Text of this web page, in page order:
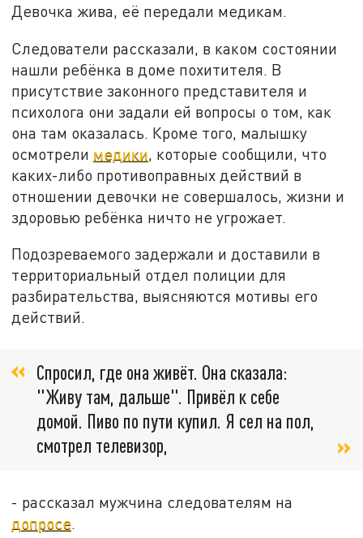
Девочка жива, её передали медикам.
Следователи рассказали, в каком состоянии
нашли ребёнка в доме похитителя. В
присутствие законного представителя и
психолога они задали ей вопросы о том, как
она там оказалась. Кроме того, малышку
осмотрели медики , которые сообщили, что
каких-либо противоправных действий в
отношении девочки не совершалось, жизни и
здоровью ребёнка ничто не угрожает.
Подозреваемого задержали и доставили в
территориальный отдел полиции для
разбирательства, выясняются мотивы его
действий.
Спросил, где она живёт. Она сказала:
"Живу там, дальше". Привёл к себе
домой. Пиво по пути купил. Я сел на пол,
смотрел телевизор,
- рассказал мужчина следователям на
допросе.